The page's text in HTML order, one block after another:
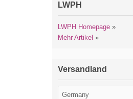
LWPH
LWPH Homepage »
Mehr Artikel »
Versandland